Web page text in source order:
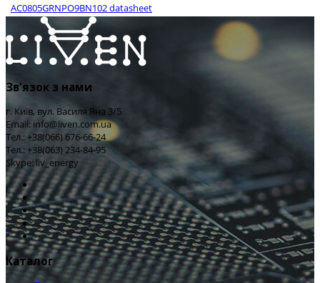
AC0805GRNPO9BN102 datasheet
Зв'язок з нами
г. Київ, вул. Василя Яна 3/5
Email: info@liven.com.ua
Тел.: +38(066) 676-66-24
Тел.: +38(063) 234-84-95
Skype: liv_energy
Каталог